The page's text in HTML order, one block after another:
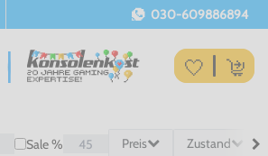
030-609886894
Sale % 45 Preis
Zustand